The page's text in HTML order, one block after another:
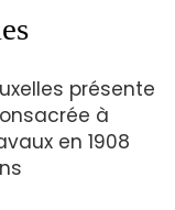
présente
à
en 1908